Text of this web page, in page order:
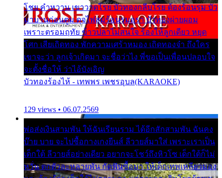
โชย คำหวาน เขาวาดโรย บัวทองกลีบโรย ต้องร้อนรุม บัว
มาบานก่อนตูม ดุจไฟสุมร้อนรุมอุรา บัวทองผ่ายผอม
เพราะตรอมฤทัย ข้าวปลาไม่สนใจ ร้องไห้ลูกเดียว หยุด
โศก เสียเถิดทอง พักความเศร้าหมอง เถิดทองจ๋า ถึงใคร
เขาจะว่า ลูกเจ้าเกิดมา จะชื่อว่าไง พี่ขอเป็นเพื่อนปลอบใจ
จะตั้งชื่อให้ ว่าไอ้บังเอิญ
บัวทองร้องไห้ - เทพพร เพชรอุบล(KARAOKE)
129 views • 06.07.2569
พ่อส่งเงินสามพัน ให้ฉันเรียนราม ได้อีกสักสามพัน ฉันคง
บ๊าย บาย จะไปซื้อกางเกงยีนส์ ลีวายส์มาใส่ เพราะเราเป็น
เด็กใต้ ลีวายส์อย่างเดียว อยากจะโชว์ถึงหิวโซ เด็กใต้ก็ไม่
หวั่น ตกตัวละหลายพัน กัดฟันซื้อมา ให้เด็กเทพเหลียวมอง